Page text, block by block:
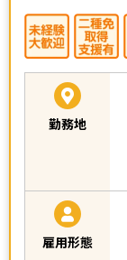
勤務地
雇用形態